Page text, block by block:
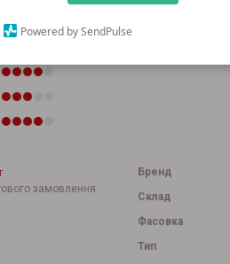
Powered by SendPulse
замовлення
Бренд
Склад
Фасовка
Тип